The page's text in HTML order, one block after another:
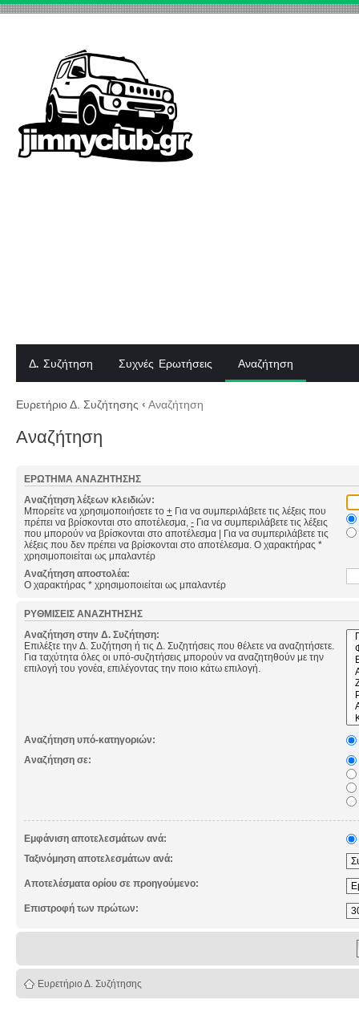
Δ. Συζήτηση Συχνές Ερωτήσεις Αναζήτηση
Ευρετήριο Δ. Συζήτησης ‹ Αναζήτηση
Αναζήτηση
ΕΡΏΤΗΜΑ ΑΝΑΖΉΤΗΣΗΣ
Αναζήτηση λέξεων κλειδιών:
Μπορείτε να χρησιμοποιήσετε το + Για να συμπεριλάβετε τις λέξεις που
πρέπει να βρίσκονται στο αποτέλεσμα, - Για να συμπεριλάβετε τις λέξεις
που μπορούν να βρίσκονται στο αποτέλεσμα | Για να συμπεριλάβετε τις
λέξεις που δεν πρέπει να βρίσκονται στο αποτέλεσμα. Ο χαρακτήρας *
χρησιμοποιείται ως μπαλαντέρ
Αναζήτηση αποστολέα:
Ο χαρακτήρας * χρησιμοποιείται ως μπαλαντέρ
ΡΥΘΜΊΣΕΙΣ ΑΝΑΖΉΤΗΣΗΣ
Αναζήτηση στην Δ. Συζήτηση:
Επιλέξτε την Δ. Συζήτηση ή τις Δ. Συζητήσεις που θέλετε να αναζητήσετε.
Για ταχύτητα όλες οι υπό-συζητήσεις μπορούν να αναζητηθούν με την
επιλογή του γονέα, επιλέγοντας την ποιο κάτω επιλογή.
Αναζήτηση υπό-κατηγοριών:
Αναζήτηση σε:
Εμφάνιση αποτελεσμάτων ανά:
Ταξινόμηση αποτελεσμάτων ανά:
Αποτελέσματα ορίου σε προηγούμενο:
Επιστροφή των πρώτων:
Ευρετήριο Δ. Συζήτησης